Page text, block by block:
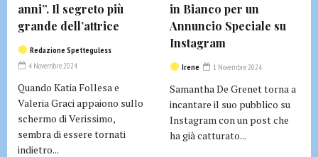
anni”. Il segreto più
grande dell’attrice
Redazione Spetteguless
4 Novembre 2024
Quando Katia Follesa e
Valeria Graci appaiono sullo
schermo di Verissimo,
sembra di essere tornati
indietro...
in Bianco per un
Annuncio Speciale su
Instagram
Irene 1 Novembre 2024
Samantha De Grenet torna a
incantare il suo pubblico su
Instagram con un post che
ha già catturato...